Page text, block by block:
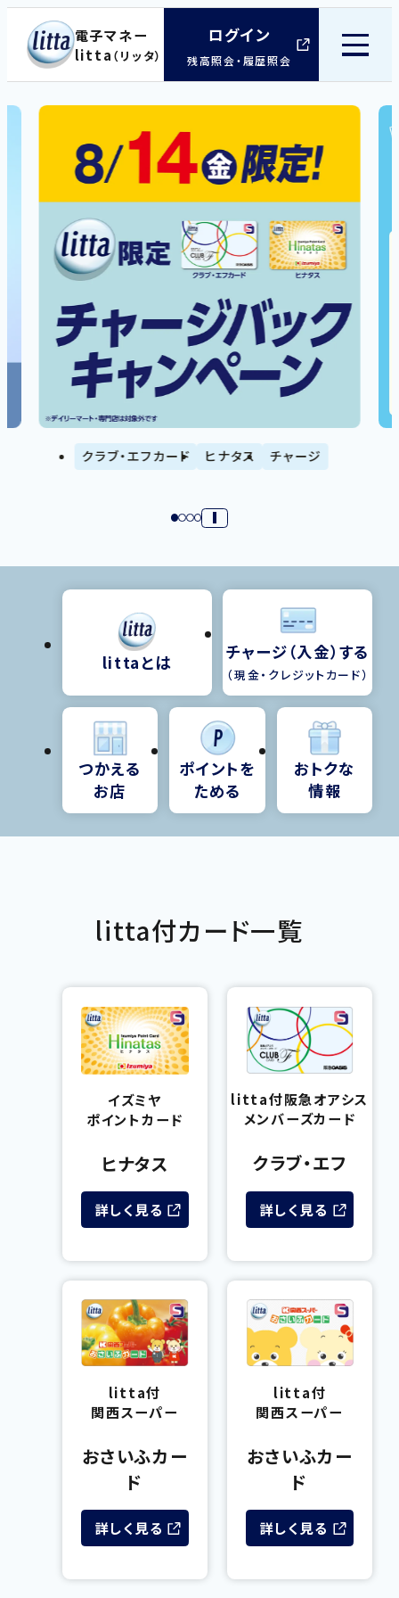
電子マネー
litta （リッタ）
外
部
ト
別
ウ
イ
ン
ド
ウ
で
開
ま
ログイン
残高照会・履歴照会
クラブ・エフカード ヒナタス チャージ
littaとは チャージ（入金）する
（現金・クレジットカード）
つかえる
お店
ポイントを
ためる
おトクな
情報
litta付カード一覧
外
部
サ
を
イ
ン
ウ
で
開
き
ま
イズミヤ
ポイントカード
ヒナタス
詳しく見る
外
部
サ
ト
を
別
ウ
イ
ン
ウ
で
開
き
ま
litta付阪急オアシス
メンバーズカード
クラブ・エフ
詳しく見る
外
部
サ
を
別
ウ
ン
ド
で
litta付
関西スーパー
おさいふカー
ド
詳しく見る
外
部
サ
を
別
ウ
ン
ド
で
litta付
関西スーパー
おさいふカー
ド
詳しく見る